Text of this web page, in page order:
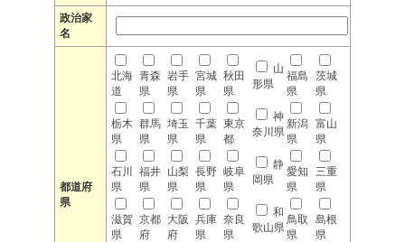
政治家
名
都道府
県
北海
道
青森
県
岩手
県
宮城
県
秋田
県
山
形県
福島
県
茨城
県
栃木
県
群馬
県
埼玉
県
千葉
県
東京
都
神
奈川県
新潟
県
富山
県
石川
県
福井
県
山梨
県
長野
県
岐阜
県
静
岡県
愛知
県
三重
県
滋賀
県
京都
府
大阪
府
兵庫
県
奈良
県
和
歌山県
鳥取
県
島根
県